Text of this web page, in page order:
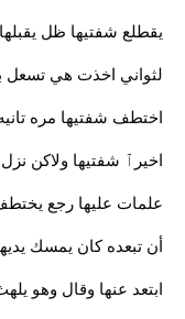
يقطلع شفتيها ظل
لثواني اخذت هي تسعل
اختطف شفتيها مره
اخيرٱ شفتيها ولاكن
علمات عليها رجع
أن تبعده كان يمسك
ابتعد عنها وقال وهو